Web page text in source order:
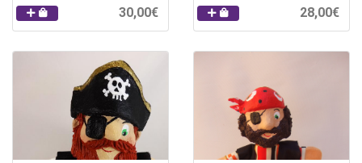
30,00€ 28,00€